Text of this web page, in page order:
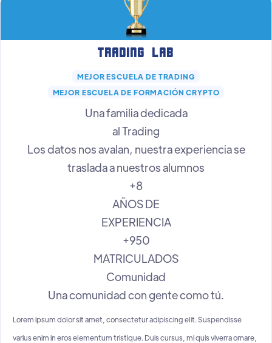
Trading Lab
MEJOR ESCUELA DE TRADING
MEJOR ESCUELA DE FORMACIÓN CRYPTO
Una familia dedicada
al Trading
Los datos nos avalan, nuestra experiencia se
traslada a nuestros alumnos
+8
AÑOS DE
EXPERIENCIA
+950
MATRICULADOS
Comunidad
Una comunidad con gente como tú.
Lorem ipsum dolor sit amet, consectetur adipiscing elit. Suspendisse
varius enim in eros elementum tristique. Duis cursus, mi quis viverra ornare,